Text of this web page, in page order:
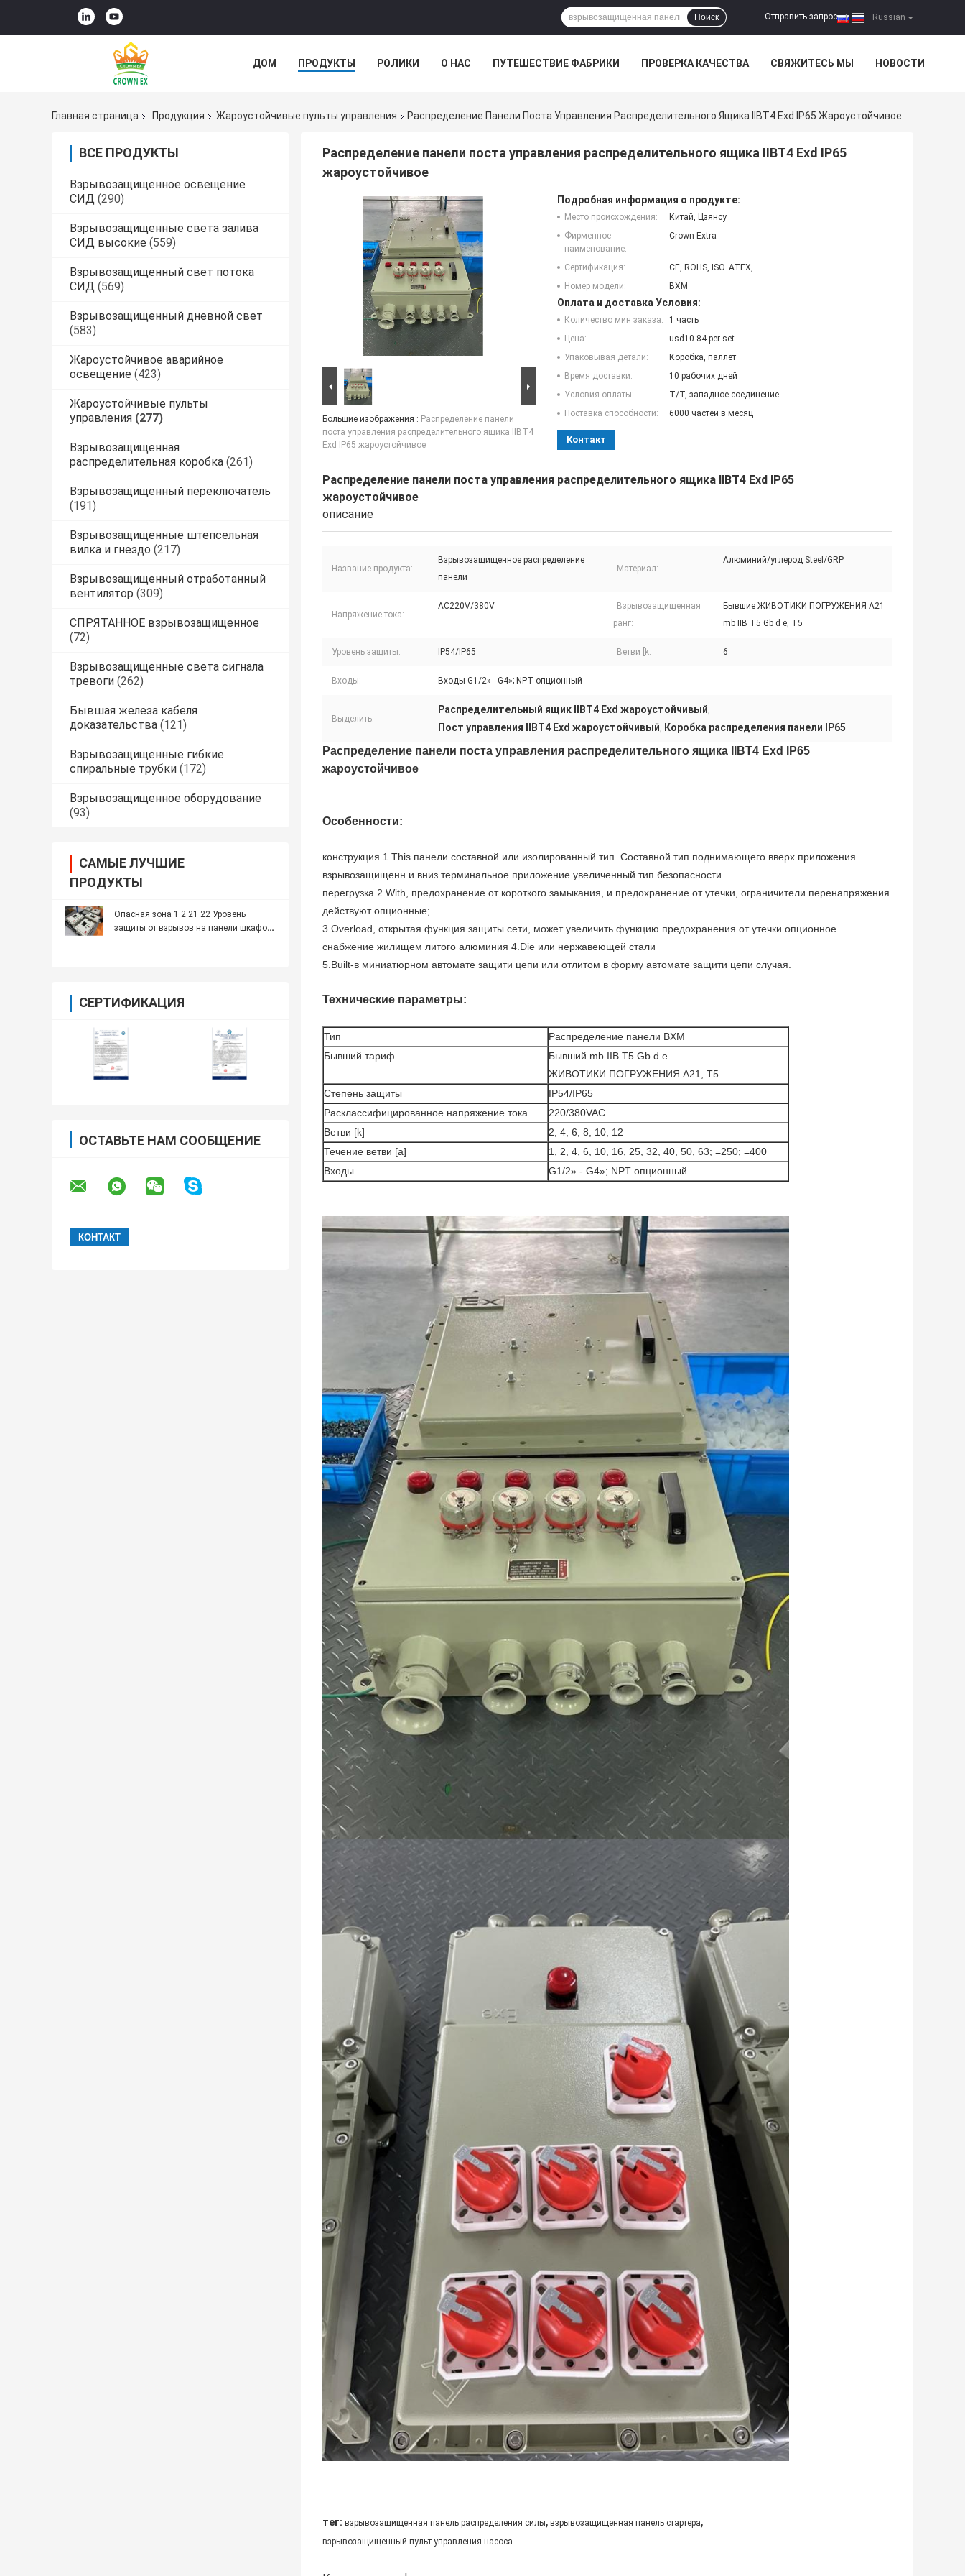
Russian
Отправить запрос |
Поиск
ДОМ ПРОДУКТЫ РОЛИКИ О НАС ПУТЕШЕСТВИЕ ФАБРИКИ ПРОВЕРКА КАЧЕСТВА СВЯЖИТЕСЬ МЫ НОВОСТИ
Главная страница
Продукция Жароустойчивые пульты управления Распределение Панели Поста Управления Распределительного Ящика IIBT4 Exd IP65 Жароустойчивое
ВСЕ ПРОДУКТЫ
Взрывозащищенное освещение
СИД (290)
Взрывозащищенные света залива
СИД высокие (559)
Взрывозащищенный свет потока
СИД (569)
Взрывозащищенный дневной свет
(583)
Жароустойчивое аварийное
освещение (423)
Жароустойчивые пульты
управления (277)
Взрывозащищенная
распределительная коробка (261)
Взрывозащищенный переключатель
(191)
Взрывозащищенные штепсельная
вилка и гнездо (217)
Взрывозащищенный отработанный
вентилятор (309)
СПРЯТАННОЕ взрывозащищенное
(72)
Взрывозащищенные света сигнала
тревоги (262)
Бывшая железа кабеля
доказательства (121)
Взрывозащищенные гибкие
спиральные трубки (172)
Взрывозащищенное оборудование
(93)
САМЫЕ ЛУЧШИЕ
ПРОДУКТЫ
Опасная зона 1 2 21 22 Уровень
защиты от взрывов на панели шкафов
СЕРТИФИКАЦИЯ
ОСТАВЬТЕ НАМ СООБЩЕНИЕ
Распределение панели поста управления распределительного ящика IIBT4 Exd IP65
жароустойчивое
Большие изображения : Распределение панели
поста управления распределительного ящика IIBT4
Exd IP65 жароустойчивое
Подробная информация о продукте:
Место происхождения:
Китай, Цзянсу
Фирменное
наименование:
Crown Extra
Сертификация:
CE, ROHS, ISO. ATEX,
Номер модели:
BXM
Оплата и доставка Условия:
Количество мин заказа:
1 часть
Цена:
usd10-84 per set
Упаковывая детали:
Коробка, паллет
Время доставки:
10 рабочих дней
Условия оплаты:
T/T, западное соединение
Поставка способности:
6000 частей в месяц
Контакт
Распределение панели поста управления распределительного ящика IIBT4 Exd IP65
жароустойчивое
описание
Название продукта:
Взрывозащищенное распределение
панели
Материал:
Алюминий/углерод Steel/GRP
Напряжение тока:
AC220V/380V
Взрывозащищенная
ранг:
Бывшие ЖИВОТИКИ ПОГРУЖЕНИЯ A21
mb IIB T5 Gb d e, T5
Уровень защиты: IP54/IP65 Ветви [k: 6
Входы: Входы G1/2» - G4»; NPT опционный
Выделить:
Распределительный ящик IIBT4 Exd жароустойчивый,
Пост управления IIBT4 Exd жароустойчивый, Коробка распределения панели IP65
Распределение панели поста управления распределительного ящика IIBT4 Exd IP65
жароустойчивое
Особенности:
конструкция 1.This панели составной или изолированный тип. Составной тип поднимающего вверх приложения
взрывозащищенн и вниз терминальное приложение увеличенный тип безопасности.
перегрузка 2.With, предохранение от короткого замыкания, и предохранение от утечки, ограничители перенапряжения
действуют опционные;
3.Overload, открытая функция защиты сети, может увеличить функцию предохранения от утечки опционное
снабжение жилищем литого алюминия 4.Die или нержавеющей стали
5.Built-в миниатюрном автомате защити цепи или отлитом в форму автомате защити цепи случая.
Технические параметры:
Тип
Распределение панели BXM
Бывший тариф
Бывший mb IIB T5 Gb d e
ЖИВОТИКИ ПОГРУЖЕНИЯ A21, T5
Степень защиты
IP54/IP65
Расклассифицированное напряжение тока
220/380VAC
Ветви [k]
2, 4, 6, 8, 10, 12
Течение ветви [a]
1, 2, 4, 6, 10, 16, 25, 32, 40, 50, 63; =250; =400
Входы
G1/2» - G4»; NPT опционный
тег: взрывозащищенная панель распределения силы, взрывозащищенная панель стартера,
взрывозащищенный пульт управления насоса